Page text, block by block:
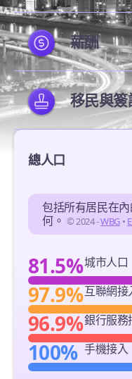
薪酬
移民與簽
總人口
包括所有居民在
何。 © 2024 -WBG •
81.5%城市人口
97.9%互聯網接
96.9%銀行服務
100% 手機接入